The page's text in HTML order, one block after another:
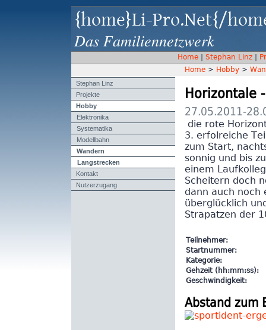
{home}Li-Pro.Net{/
Das Familiennetzwerk
Home| Stephan Linz|
Home > Hobby >
Stephan Linz
Projekte
Hobby
Elektronika
Systematika
Modellbahn
Wandern
Langstrecken
Kontakt
Nutzerzugang
Horizontale
27.05.2011-
die rote
3. erfolreiche
zum Start,
sonnig und bis
einem
Scheitern doch
dann auch noch
überglücklich
Strapatzen der
Teilnehmer:
Startnummer:
Kategorie:
Gehzeit (hh:mm:ss):
Geschwindigkeit:
Abstand zum